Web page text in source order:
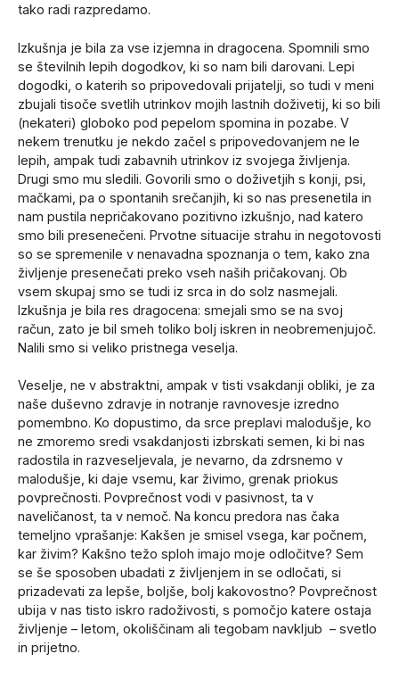
tako radi razpredamo.
Izkušnja je bila za vse izjemna in dragocena. Spomnili smo
se številnih lepih dogodkov, ki so nam bili darovani. Lepi
dogodki, o katerih so pripovedovali prijatelji, so tudi v meni
zbujali tisoče svetlih utrinkov mojih lastnih doživetij, ki so bili
(nekateri) globoko pod pepelom spomina in pozabe. V
nekem trenutku je nekdo začel s pripovedovanjem ne le
lepih, ampak tudi zabavnih utrinkov iz svojega življenja.
Drugi smo mu sledili. Govorili smo o doživetjih s konji, psi,
mačkami, pa o spontanih srečanjih, ki so nas presenetila in
nam pustila nepričakovano pozitivno izkušnjo, nad katero
smo bili presenečeni. Prvotne situacije strahu in negotovosti
so se spremenile v nenavadna spoznanja o tem, kako zna
življenje presenečati preko vseh naših pričakovanj. Ob
vsem skupaj smo se tudi iz srca in do solz nasmejali.
Izkušnja je bila res dragocena: smejali smo se na svoj
račun, zato je bil smeh toliko bolj iskren in neobremenjujoč.
Nalili smo si veliko pristnega veselja.
Veselje, ne v abstraktni, ampak v tisti vsakdanji obliki, je za
naše duševno zdravje in notranje ravnovesje izredno
pomembno. Ko dopustimo, da srce preplavi malodušje, ko
ne zmoremo sredi vsakdanjosti izbrskati semen, ki bi nas
radostila in razveseljevala, je nevarno, da zdrsnemo v
malodušje, ki daje vsemu, kar živimo, grenak priokus
povprečnosti. Povprečnost vodi v pasivnost, ta v
naveličanost, ta v nemoč. Na koncu predora nas čaka
temeljno vprašanje: Kakšen je smisel vsega, kar počnem,
kar živim? Kakšno težo sploh imajo moje odločitve? Sem
se še sposoben ubadati z življenjem in se odločati, si
prizadevati za lepše, boljše, bolj kakovostno? Povprečnost
ubija v nas tisto iskro radoživosti, s pomočjo katere ostaja
življenje – letom, okoliščinam ali tegobam navkljub – svetlo
in prijetno.